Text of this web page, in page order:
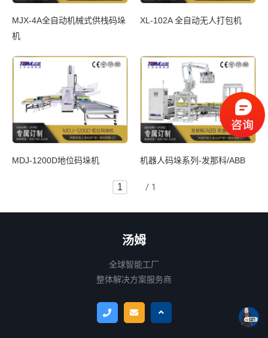
MJX-4A全自动机械式供栈码垛
机
XL-102A 全自动无人打包机
MDJ-1200D地位码垛机 机器人码垛系列-发那科/ABB
/ 1
汤姆
全球智能工厂
整体解决方案服务商